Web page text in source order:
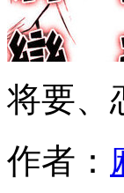
将要、
作者：